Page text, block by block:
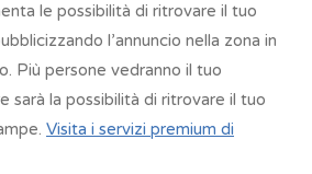
le possibilità di ritrovare il tuo
l’annuncio nella zona in
Più persone vedranno il tuo
sarà la possibilità di ritrovare il tuo
Visita i servizi premium di